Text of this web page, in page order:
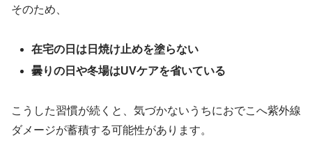
そのため、
在宅の日は日焼け止めを塗らない
曇りの日や冬場はUVケアを省いている
こうした習慣が続くと、気づかないうちにおでこへ紫外線
ダメージが蓄積する可能性があります。